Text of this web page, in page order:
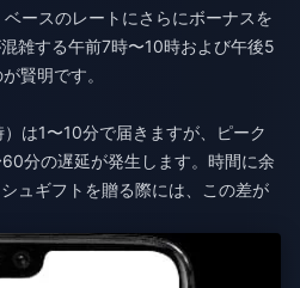
ースのレートにさらにボーナスを
雑する午前7時〜10時および午後5
賢明です。
は1〜10分で届きますが、ピーク
分の遅延が発生します。時間に余
ュギフトを贈る際には、この差が